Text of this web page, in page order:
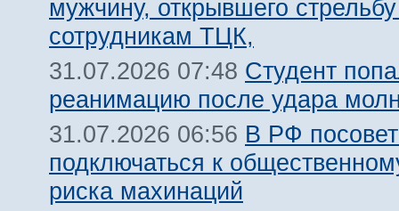
мужчину, открывшего
сотрудникам ТЦК,
31.07.2026 07:48 Студент
реанимацию после удара
31.07.2026 06:56 В РФ
подключаться к
риска махинаций